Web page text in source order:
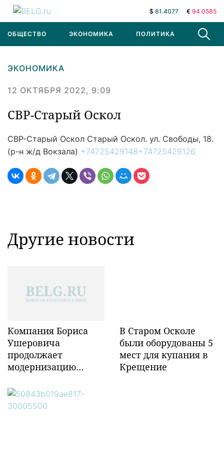
$ 81.4077 € 94.0585
ОБЩЕСТВО ЭКОНОМИКА ПОЛИТИКА В МИРЕ
ЭКОНОМИКА
12 ОКТЯБРЯ 2022, 9:09
СВР-Старый Оскол
СВР-Старый Оскол Старый Оскол. ул. Свободы, 18.
(р-н ж/д Вокзала) +74725429148+74725429126
Другие новости
Компания Бориса
Ушеровича
продолжает
модернизацию
инфраструктуры в
Забайкалье
В Старом Осколе
были оборудованы 5
мест для купания в
Крещение